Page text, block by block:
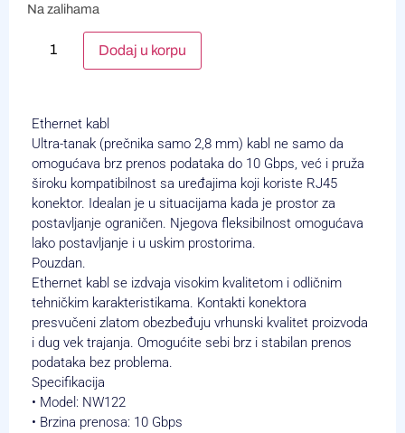
Na zalihama
Dodaj u korpu
Ethernet kabl
Ultra-tanak (prečnika samo 2,8 mm) kabl ne samo da
omogućava brz prenos podataka do 10 Gbps, već i pruža
široku kompatibilnost sa uređajima koji koriste RJ45
konektor. Idealan je u situacijama kada je prostor za
postavljanje ograničen. Njegova fleksibilnost omogućava
lako postavljanje i u uskim prostorima.
Pouzdan.
Ethernet kabl se izdvaja visokim kvalitetom i odličnim
tehničkim karakteristikama. Kontakti konektora
presvučeni zlatom obezbeđuju vrhunski kvalitet proizvoda
i dug vek trajanja. Omogućite sebi brz i stabilan prenos
podataka bez problema.
Specifikacija
• Model: NW122
• Brzina prenosa: 10 Gbps